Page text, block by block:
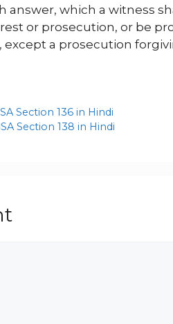
answer, which a witness
or prosecution, or be
a prosecution
| BSA Section 136 in Hindi
| BSA Section 138 in Hindi